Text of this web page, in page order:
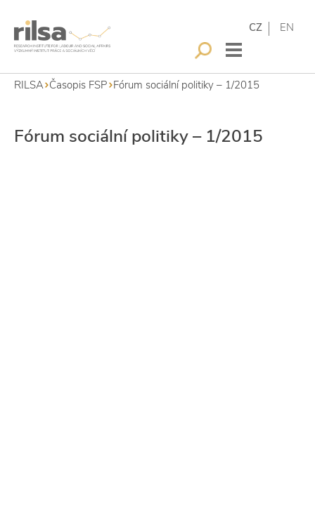
CZ EN
RILSA Časopis FSP Fórum sociální politiky – 1/2015
Fórum sociální politiky – 1/2015